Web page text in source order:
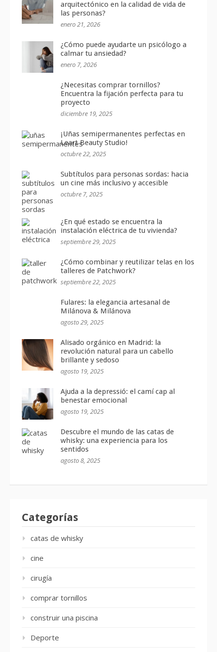
arquitectónico en la calidad de vida de
las personas?
enero 21, 2026
¿Cómo puede ayudarte un psicólogo a
calmar tu ansiedad?
enero 7, 2026
¿Necesitas comprar tornillos?
Encuentra la fijación perfecta para tu
proyecto
diciembre 19, 2025
¡Uñas semipermanentes perfectas en
Leart Beauty Studio!
octubre 22, 2025
Subtítulos para personas sordas: hacia
un cine más inclusivo y accesible
octubre 7, 2025
¿En qué estado se encuentra la
instalación eléctrica de tu vivienda?
septiembre 29, 2025
¿Cómo combinar y reutilizar telas en los
talleres de Patchwork?
septiembre 22, 2025
Fulares: la elegancia artesanal de
Milánova & Milánova
agosto 29, 2025
Alisado orgánico en Madrid: la
revolución natural para un cabello
brillante y sedoso
agosto 19, 2025
Ajuda a la depressió: el camí cap al
benestar emocional
agosto 19, 2025
Descubre el mundo de las catas de
whisky: una experiencia para los
sentidos
agosto 8, 2025
Categorías
catas de whisky
cine
cirugía
comprar tornillos
construir una piscina
Deporte